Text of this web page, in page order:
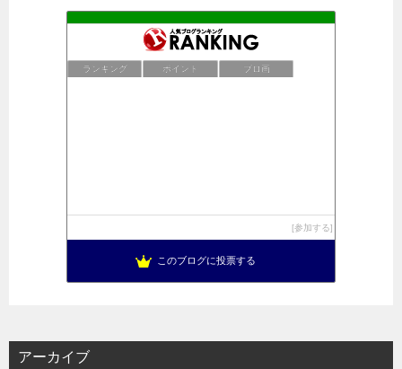
ランキング ポイント ブロ画
参加する
このブログに投票する
アーカイブ